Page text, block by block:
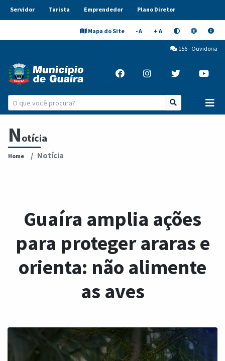
Servidor Turista Emprendedor Plano Diretor
Mapa do Site - A + A
156 - Ouvidoria
Notícia
Home Notícia
Guaíra amplia ações
para proteger araras e
orienta: não alimente
as aves